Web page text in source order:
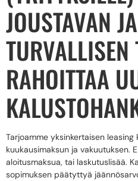
JOUSTAVAN JA
TURVALLISEN
RAHOITTAA
Tarjoamme yksinkertaisen leasing
kuukausimaksun ja vakuutuksen.
aloitusmaksua, tai laskutuslisää.
sopimuksen päätyttyä